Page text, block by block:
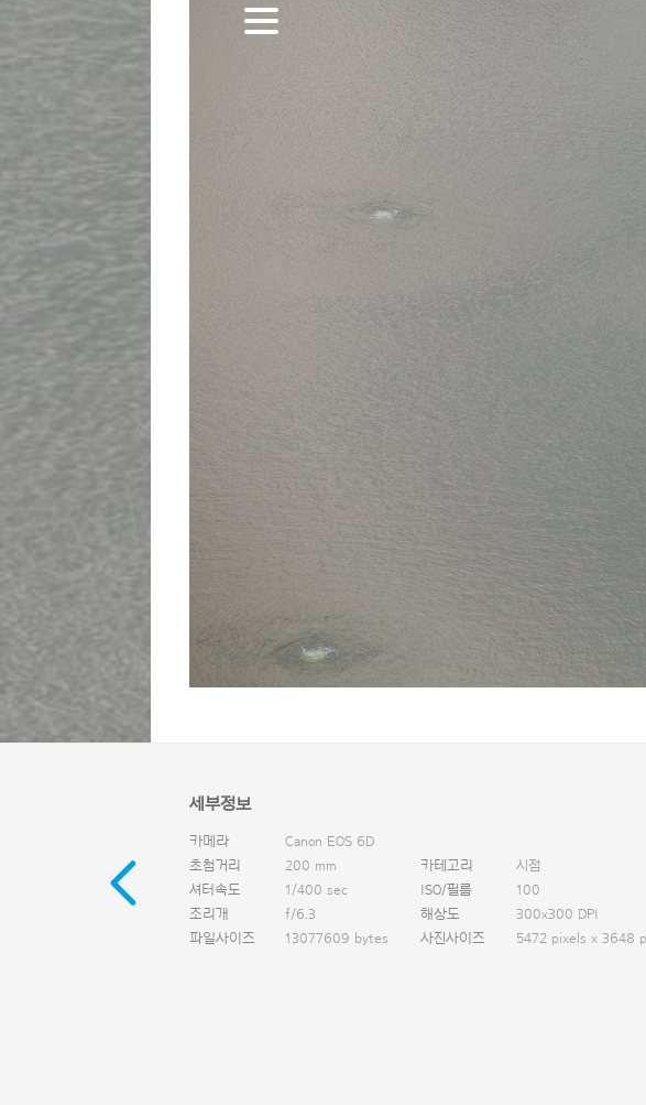
세부정보
카메라
Canon EOS 6D
초첨거리
200 mm 카테고리
시점
셔터속도
1/400 sec ISO/필름
100
조리개
f/6.3 해상도
300x300 DPI
파일사이즈
13077609 bytes 사진사이즈 5472 pixels x 3648